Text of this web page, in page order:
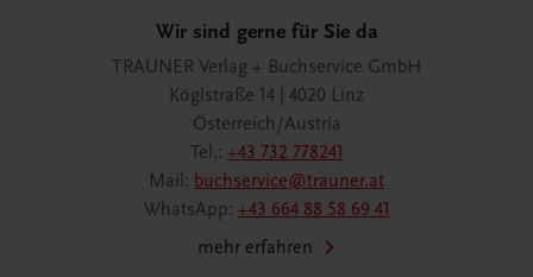
Wir sind gerne für Sie da
TRAUNER Verlag + Buchservice GmbH
Köglstraße 14 | 4020 Linz
Österreich/Austria
Tel.: +43 732 778241
Mail: buchservice@trauner.at
WhatsApp: +43 664 88 58 69 41
mehr erfahren